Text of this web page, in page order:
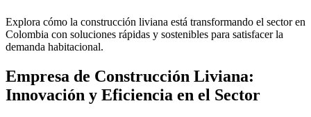
Explora cómo la construcción liviana está transformando el sector en
Colombia con soluciones rápidas y sostenibles para satisfacer la
demanda habitacional.
Empresa de Construcción Liviana:
Innovación y Eficiencia en el Sector